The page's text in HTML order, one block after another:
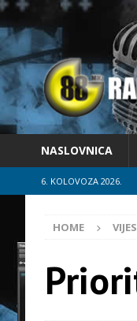
NASLOVNICA
6. KOLOVOZA 2026.
HOME